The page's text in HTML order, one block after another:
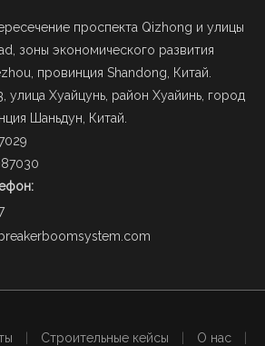
проспекта Qizhong и улицы
зоны экономического развития
провинция Shandong, Китай.
улица Хуайцунь, район Хуайинь, город
Шаньдун, Китай.
Строительные кейсы О нас